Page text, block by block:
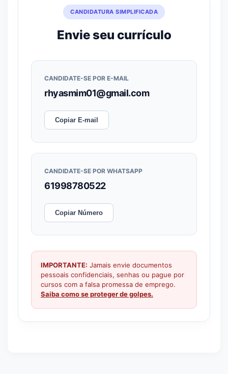
CANDIDATURA SIMPLIFICADA
Envie seu currículo
CANDIDATE-SE POR E-MAIL
rhyasmim01@gmail.com
Copiar E-mail
CANDIDATE-SE POR WHATSAPP
61998780522
Copiar Número
IMPORTANTE: Jamais envie documentos
pessoais confidenciais, senhas ou pague por
cursos com a falsa promessa de emprego.
Saiba como se proteger de golpes.